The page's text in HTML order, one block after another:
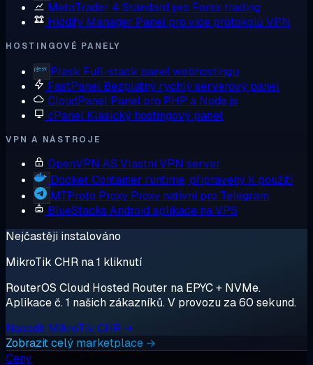
MetaTrader 4 Standard pro Forex trading
Hiddify Manager Panel pro více protokolů VPN
HOSTINGOVÉ PANELY
Plesk Full-stack panel webhostingu
FastPanel Bezplatný rychlý serverový panel
CloudPanel Panel pro PHP a Node.js
cPanel Klasický hostingový panel
VPN A NÁSTROJE
OpenVPN AS Vlastní VPN server
Docker Container runtime, připravený k použití
MTProto Proxy Proxy nativní pro Telegram
BlueStacks Android aplikace na VPS
Nejčastěji instalováno
MikroTik CHR na 1 kliknutí
RouterOS Cloud Hosted Router na EPYC + NVMe.
Aplikace č. 1 našich zákazníků. V provozu za 60 sekund.
Nasadit MikroTik CHR →
Zobrazit celý marketplace →
Ceny